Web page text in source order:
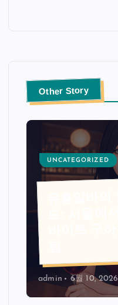
Other Story
UNCATEGORIZED
admin 6월 10, 2026